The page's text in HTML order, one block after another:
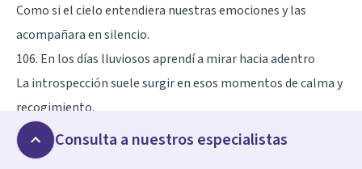
Como si el cielo entendiera nuestras emociones y las
acompañara en silencio.
106. En los días lluviosos aprendí a mirar hacia adentro
La introspección suele surgir en esos momentos de calma y
recogimiento.
107. La lluvia no borra los recuerdos, pero los pone en pausa
Es como si todo se detuviera para dejarnos respirar.
Consulta a nuestros especialistas